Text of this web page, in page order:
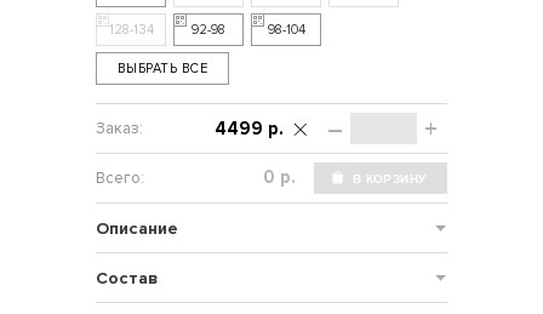
128-134 92-98 98-104
ВЫБРАТЬ ВСЕ
– +
4499 р.
р.
Описание
Состав